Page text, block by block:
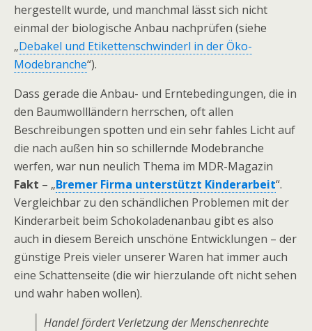
hergestellt wurde, und manchmal lässt sich nicht
einmal der biologische Anbau nachprüfen (siehe
„Debakel und Etikettenschwinderl in der Öko-
Modebranche“).
Dass gerade die Anbau- und Erntebedingungen, die in
den Baumwollländern herrschen, oft allen
Beschreibungen spotten und ein sehr fahles Licht auf
die nach außen hin so schillernde Modebranche
werfen, war nun neulich Thema im MDR-Magazin
Fakt – „Bremer Firma unterstützt Kinderarbeit“.
Vergleichbar zu den schändlichen Problemen mit der
Kinderarbeit beim Schokoladenanbau gibt es also
auch in diesem Bereich unschöne Entwicklungen – der
günstige Preis vieler unserer Waren hat immer auch
eine Schattenseite (die wir hierzulande oft nicht sehen
und wahr haben wollen).
Handel fördert Verletzung der Menschenrechte